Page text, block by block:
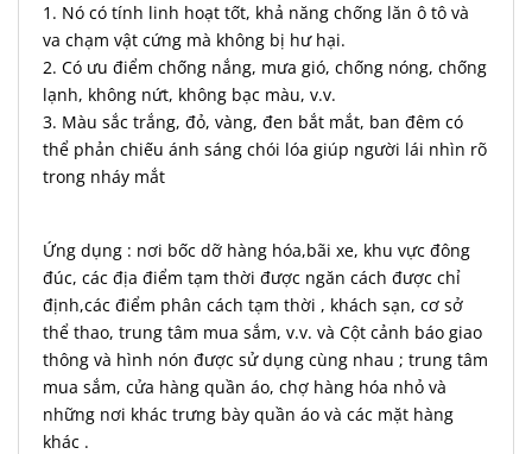
1. Nó có tính linh hoạt tốt, khả năng chống lăn ô tô và
va chạm vật cứng mà không bị hư hại.
2. Có ưu điểm chống nắng, mưa gió, chống nóng, chống
lạnh, không nứt, không bạc màu, v.v.
3. Màu sắc trắng, đỏ, vàng, đen bắt mắt, ban đêm có
thể phản chiếu ánh sáng chói lóa giúp người lái nhìn rõ
trong nháy mắt
Ứng dụng : nơi bốc dỡ hàng hóa,bãi xe, khu vực đông
đúc, các địa điểm tạm thời được ngăn cách được chỉ
định,các điểm phân cách tạm thời , khách sạn, cơ sở
thể thao, trung tâm mua sắm, v.v. và Cột cảnh báo giao
thông và hình nón được sử dụng cùng nhau ; trung tâm
mua sắm, cửa hàng quần áo, chợ hàng hóa nhỏ và
những nơi khác trưng bày quần áo và các mặt hàng
khác .